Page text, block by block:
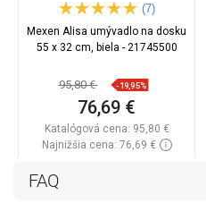
FAQ
(7)
Mexen Alisa umývadlo na dosku
55 x 32 cm, biela - 21745500
95,80 € -19,95%
76,69 €
Katalógová cena: 95,80 €
Najnižšia cena: 76,69 €